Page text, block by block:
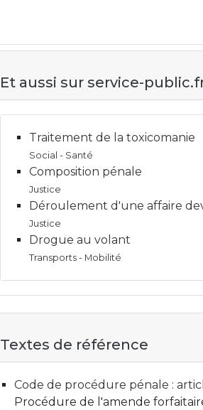
Et aussi sur service-
Traitement de la toxicomanie
Social - Santé
Composition pénale
Justice
Déroulement d'une affaire
Justice
Drogue au volant
Transports - Mobilité
Textes de référence
Code de procédure pénale :
Procédure de l'amende